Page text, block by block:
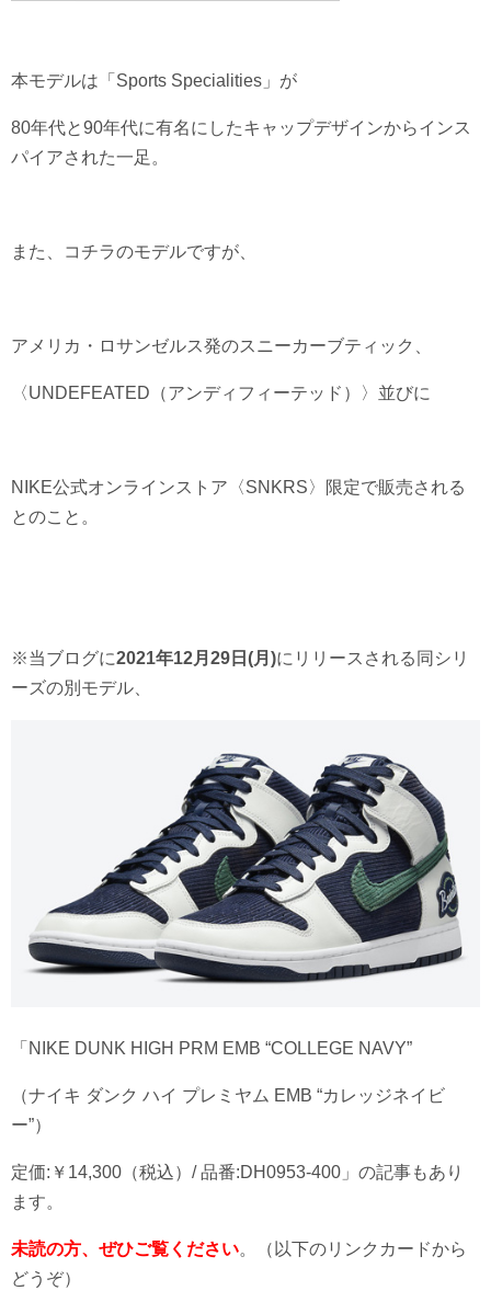
本モデルは「Sports Specialities」が
80年代と90年代に有名にしたキャップデザインからインス
パイアされた一足。
また、コチラのモデルですが、
アメリカ・ロサンゼルス発のスニーカーブティック、
〈UNDEFEATED（アンディフィーテッド）〉並びに
NIKE公式オンラインストア〈SNKRS〉限定で販売される
とのこと。
※当ブログに2021年12月29日(月)にリリースされる同シリ
ーズの別モデル、
「NIKE DUNK HIGH PRM EMB “COLLEGE NAVY”
（ナイキ ダンク ハイ プレミヤム EMB “カレッジネイビ
ー”）
定価:￥14,300（税込）/ 品番:DH0953-400」の記事もあり
ます。
未読の方、ぜひご覧ください。（以下のリンクカードから
どうぞ）